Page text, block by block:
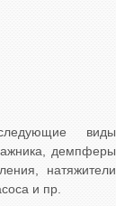
виды
демпферы
натяжители
и пр.